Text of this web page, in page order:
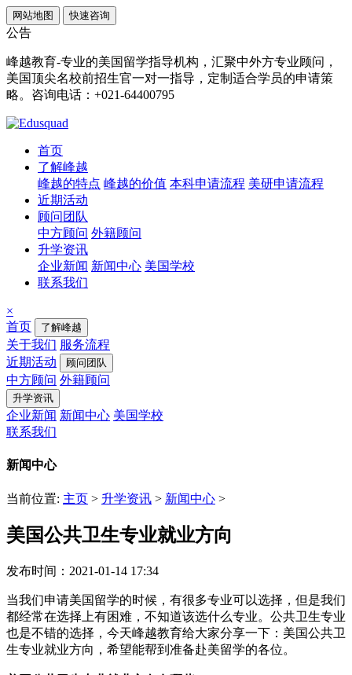
网站地图 快速咨询
公告
峰越教育-专业的美国留学指导机构，汇聚中外方专业顾问，
美国顶尖名校前招生官一对一指导，定制适合学员的申请策
略。咨询电话：+021-64400795
首页
了解峰越
峰越的特点 峰越的价值 本科申请流程 美研申请流程
近期活动
顾问团队
中方顾问 外籍顾问
升学资讯
企业新闻 新闻中心 美国学校
联系我们
×
首页
了解峰越
关于我们 服务流程
近期活动
顾问团队
中方顾问 外籍顾问
升学资讯
企业新闻 新闻中心 美国学校
联系我们
新闻中心
当前位置: 主页 > 升学资讯 > 新闻中心 >
美国公共卫生专业就业方向
发布时间：2021-01-14 17:34
当我们申请美国留学的时候，有很多专业可以选择，但是我们
都经常在选择上有困难，不知道该选什么专业。公共卫生专业
也是不错的选择，今天峰越教育给大家分享一下：美国公共卫
生专业就业方向，希望能帮到准备赴美留学的各位。